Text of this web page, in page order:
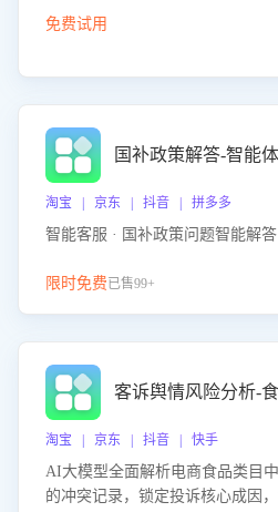
免费试用
国补政策解答-智能
淘宝 | 京东 | 抖音 | 拼多多
智能客服 · 国补政策问题智能解答
限时免费已售99+
客诉舆情风险分析-
淘宝 | 京东 | 抖音 | 快手
AI大模型全面解析电商食品类目
的冲突记录，锁定投诉核心成因